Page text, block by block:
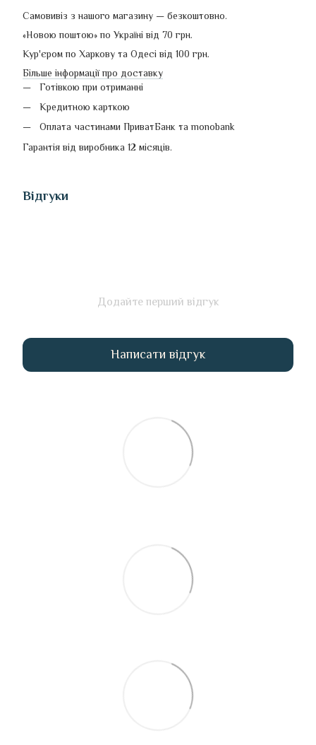
Самовивіз з нашого магазину — безкоштовно.
«Новою поштою» по Україні від 70 грн.
Кур'єром по Харкову та Одесі від 100 грн.
Більше інформації про доставку
Готівкою при отриманні
Кредитною карткою
Оплата частинами ПриватБанк та monobank
Гарантія від виробника 12 місяців.
Відгуки
Додайте перший відгук
Написати відгук